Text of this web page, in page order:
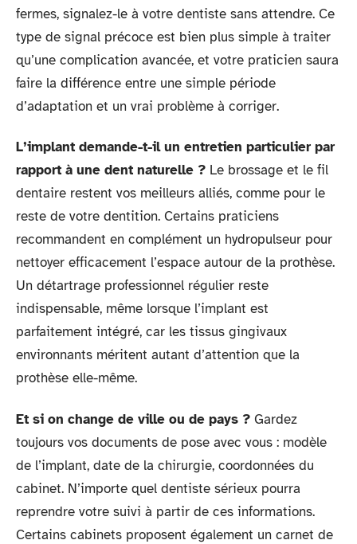
fermes, signalez-le à votre dentiste sans attendre. Ce
type de signal précoce est bien plus simple à traiter
qu’une complication avancée, et votre praticien saura
faire la différence entre une simple période
d’adaptation et un vrai problème à corriger.
L’implant demande-t-il un entretien particulier par
rapport à une dent naturelle ? Le brossage et le fil
dentaire restent vos meilleurs alliés, comme pour le
reste de votre dentition. Certains praticiens
recommandent en complément un hydropulseur pour
nettoyer efficacement l’espace autour de la prothèse.
Un détartrage professionnel régulier reste
indispensable, même lorsque l’implant est
parfaitement intégré, car les tissus gingivaux
environnants méritent autant d’attention que la
prothèse elle-même.
Et si on change de ville ou de pays ? Gardez
toujours vos documents de pose avec vous : modèle
de l’implant, date de la chirurgie, coordonnées du
cabinet. N’importe quel dentiste sérieux pourra
reprendre votre suivi à partir de ces informations.
Certains cabinets proposent également un carnet de